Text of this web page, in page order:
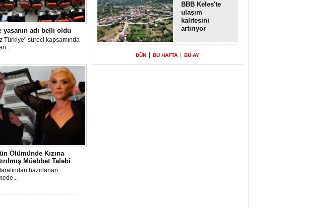
yasanın adı belli oldu
Türkiye" süreci kapsamında
Ölümünde Kızına
Müebbet Talebi
hazırlanan
BBB Keles'te
ulaşım
kalitesini
artırıyor
DÜN BU HAFTA BU AY